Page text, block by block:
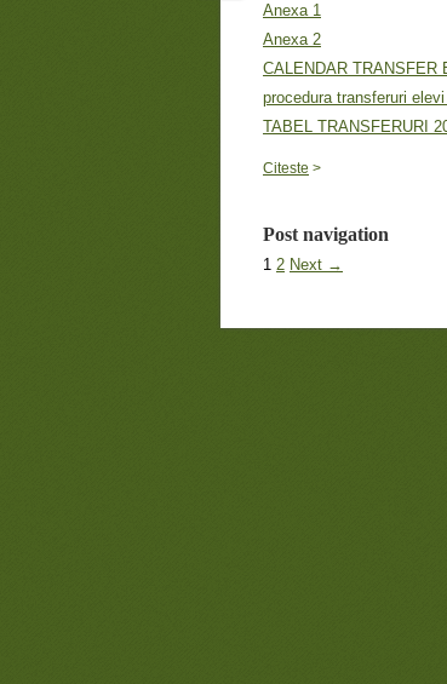
Anexa 1
Anexa 2
CALENDAR TRANSFER
procedura transferuri
TABEL TRANSFERURI
Citeste >
Post navigation
1 2 Next →